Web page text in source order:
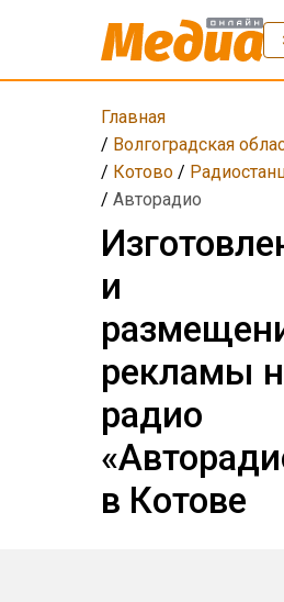
Главная
/ Волгоградская
/ Котово /
/Авторадио
и
рекламы
радио
в Котове